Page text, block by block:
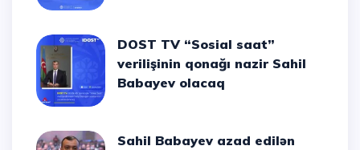
DOST TV “Sosial saat”
verilişinin qonağı nazir Sahil
Babayev olacaq
Sahil Babayev azad edilən